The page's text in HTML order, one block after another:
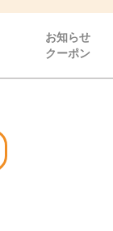
お知らせ
クーポン